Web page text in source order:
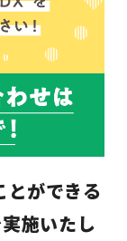
とができる
施いたし